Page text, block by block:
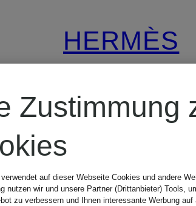
HERMÈS
H24
Deospray
Zustimmung
auf dieser Webseite Cookies und andere
nutzen wir und unsere Partner (Drittanbieter) Tools,
zu verbessern und Ihnen interessante Werbung